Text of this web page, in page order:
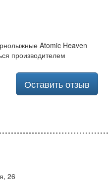
Atomic Heaven
производителем
Оставить отзыв
26